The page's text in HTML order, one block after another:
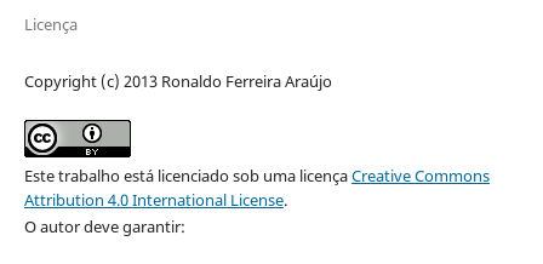
Licença
Copyright (c) 2013 Ronaldo Ferreira Araújo
Este trabalho está licenciado sob uma licençaCreative Commons
Attribution 4.0 International License.
O autor deve garantir: